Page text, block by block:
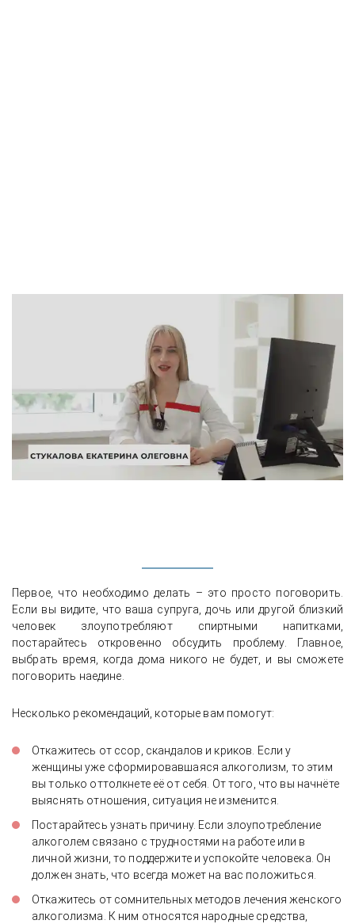
Первое, что необходимо делать – это просто поговорить.
Если вы видите, что ваша супруга, дочь или другой близкий
человек злоупотребляют спиртными напитками,
постарайтесь откровенно обсудить проблему. Главное,
выбрать время, когда дома никого не будет, и вы сможете
поговорить наедине.
Несколько рекомендаций, которые вам помогут:
Откажитесь от ссор, скандалов и криков. Если у
женщины уже сформировавшаяся алкоголизм, то этим
вы только оттолкнете её от себя. От того, что вы начнёте
выяснять отношения, ситуация не изменится.
Постарайтесь узнать причину. Если злоупотребление
алкоголем связано с трудностями на работе или в
личной жизни, то поддержите и успокойте человека. Он
должен знать, что всегда может на вас положиться.
Откажитесь от сомнительных методов лечения женского
алкоголизма. К ним относятся народные средства,